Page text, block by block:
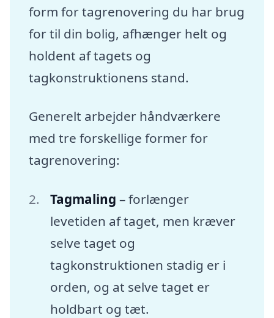
form for tagrenovering du har brug
for til din bolig, afhænger helt og
holdent af tagets og
tagkonstruktionens stand.
Generelt arbejder håndværkere
med tre forskellige former for
tagrenovering:
Tagmaling – forlænger
levetiden af taget, men kræver
selve taget og
tagkonstruktionen stadig er i
orden, og at selve taget er
holdbart og tæt.